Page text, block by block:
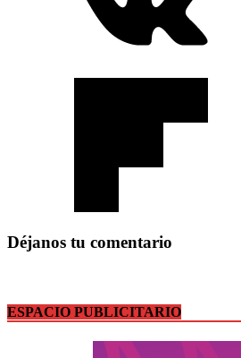
Déjanos tu comentario
ESPACIO PUBLICITARIO